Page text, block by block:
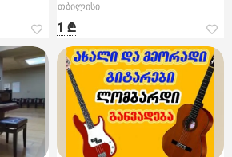
თბილისი
1 ₾